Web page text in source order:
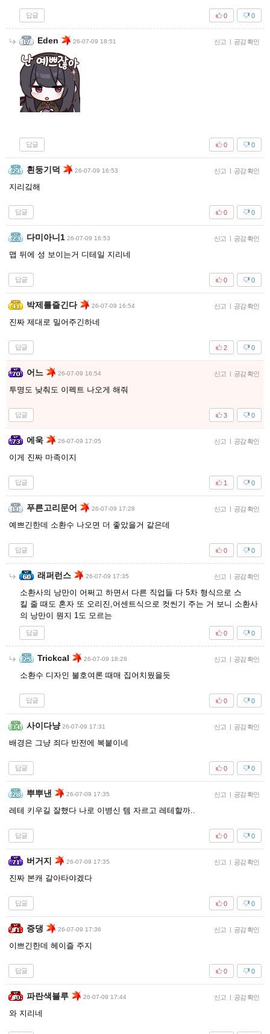
답글 0
0
Eden 26-07-09 18:51 신고 | 공감 확인
답글 0
0
흰둥기덕 26-07-09 16:53 신고 | 공감 확인
지리깈해
답글 0
0
다미아니1 26-07-09 16:53 신고 | 공감 확인
맵 뒤에 성 보이는거 디테일 지리네
답글 0
0
박제를즐긴다 26-07-09 16:54 신고 | 공감 확인
진짜 제대로 밀어주긴하네
답글 0
2
어느 26-07-09 16:54 신고 | 공감 확인
투명도 낮춰도 이펙트 나오게 해줘
답글 0
3
에욱 26-07-09 17:05 신고 | 공감 확인
이게 진짜 마족이지
답글 0
1
푸른고리문어 26-07-09 17:28 신고 | 공감 확인
예쁘긴한데 소환수 나오면 더 좋았을거 같은데
답글 0
0
래퍼런스 26-07-09 17:35 신고 | 공감 확인
소환사의 낭만이 어쩌고 하면서 다른 직업들 다 5차 형식으로 스
킬 줄 때도 혼자 또 오리진,어센트식으로 컷씬기 주는 거 보니 소환사
의 낭만이 뭔지 1도 모르는
답글 0
0
Trickcal 26-07-09 18:28 신고 | 공감 확인
소환수 디자인 불호여론 때매 집어치웠을듯
답글 0
0
사이다냥 26-07-09 17:31 신고 | 공감 확인
배경은 그냥 죄다 반전에 복붙이네
답글 0
0
뿌뿌낸 26-07-09 17:35 신고 | 공감 확인
레테 키우길 잘했다 나로 이병신 템 자르고 레테할까..
답글 0
0
버거지 26-07-09 17:35 신고 | 공감 확인
진짜 본캐 갈아타야겠다
답글 0
0
증댕 26-07-09 17:36 신고 | 공감 확인
이쁘긴한데 헤이즐 주지
답글 0
0
파란색블루 26-07-09 17:44 신고 | 공감 확인
와 지리네